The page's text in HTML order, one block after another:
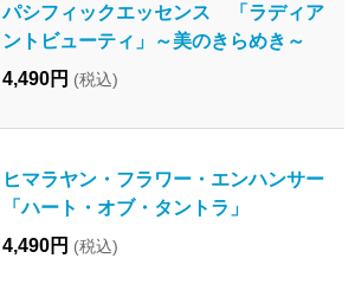
パシフィックエッセンス 「ラディア
ントビューティ」～美のきらめき～
4,490円 (税込)
ヒマラヤン・フラワー・エンハンサー
「ハート・オブ・タントラ」
4,490円 (税込)